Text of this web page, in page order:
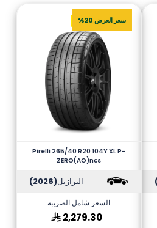
سعر العرض 20%
Pirelli 265/40 R20 104Y XL P-
ZERO(AO)ncs
البرازيل(2026)
السعر شامل الضريبة
2,279.30